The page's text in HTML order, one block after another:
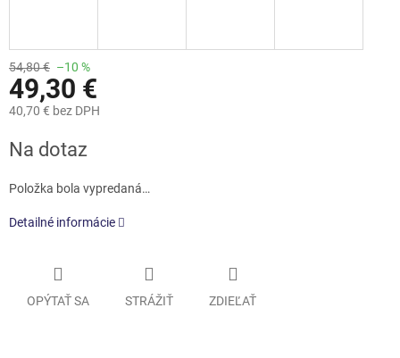
54,80 € –10 %
49,30 €
40,70 € bez DPH
cena:
Na dotaz
Položka bola vypredaná…
Detailné informácie
OPÝTAŤ SA STRÁŽIŤ ZDIEĽAŤ